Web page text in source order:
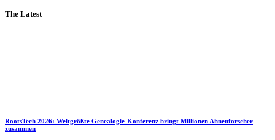
The Latest
RootsTech 2026: Weltgrößte Genealogie-Konferenz bringt Millionen Ahnenforscher
zusammen